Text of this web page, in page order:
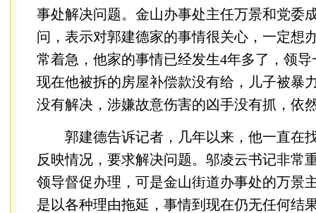
事处解决问题。金山办事处主任万景和党委
问，表示对郭建德家的事情很关心，一定想
常着急，他家的事情已经发生4年多了，领
现在他被拆的房屋补偿款没有给，儿子被暴
没有解决，涉嫌故意伤害的凶手没有抓，依
郭建德告诉记者，几年以来，他一直在
反映情况，要求解决问题。邬凌云书记非常
领导督促办理，可是金山街道办事处的万景
是以各种理由拖延，事情到现在仍无任何结